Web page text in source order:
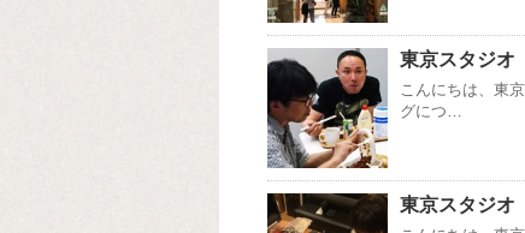
東京スタジオ
こんにちは、東
グにつ…
東京スタジオ